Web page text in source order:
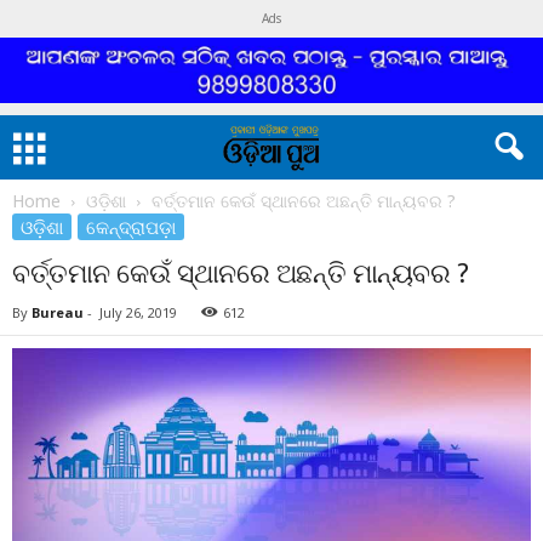
Ads
Home ଓଡ଼ିଶା ବର୍ତ୍ତମାନ କେଉଁ ସ୍ଥାନରେ ଅଛନ୍ତି ମାନ୍ୟବର ?
ଓଡ଼ିଶା କେନ୍ଦ୍ରାପଡ଼ା
ବର୍ତ୍ତମାନ କେଉଁ ସ୍ଥାନରେ ଅଛନ୍ତି ମାନ୍ୟବର ?
By Bureau - July 26, 2019 612